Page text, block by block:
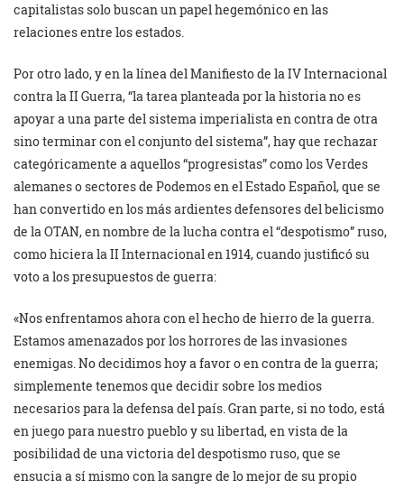
capitalistas solo buscan un papel hegemónico en las
relaciones entre los estados.
Por otro lado, y en la línea del Manifiesto de la IV Internacional
contra la II Guerra, “la tarea planteada por la historia no es
apoyar a una parte del sistema imperialista en contra de otra
sino terminar con el conjunto del sistema”, hay que rechazar
categóricamente a aquellos “progresistas” como los Verdes
alemanes o sectores de Podemos en el Estado Español, que se
han convertido en los más ardientes defensores del belicismo
de la OTAN, en nombre de la lucha contra el “despotismo” ruso,
como hiciera la II Internacional en 1914, cuando justificó su
voto a los presupuestos de guerra:
«Nos enfrentamos ahora con el hecho de hierro de la guerra.
Estamos amenazados por los horrores de las invasiones
enemigas. No decidimos hoy a favor o en contra de la guerra;
simplemente tenemos que decidir sobre los medios
necesarios para la defensa del país. Gran parte, si no todo, está
en juego para nuestro pueblo y su libertad, en vista de la
posibilidad de una victoria del despotismo ruso, que se
ensucia a sí mismo con la sangre de lo mejor de su propio